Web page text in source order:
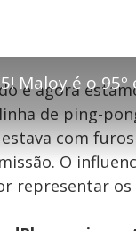
que está tentando
Maloy é o
e agora
de ping-
com
O
representar os